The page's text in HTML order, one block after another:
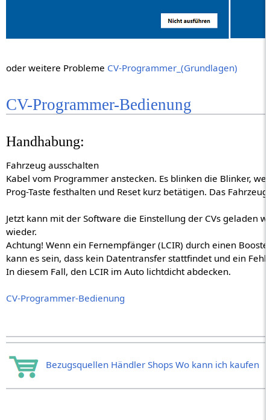
oder weitere Probleme CV-Programmer_(Grundlagen)
CV-Programmer-Bedienung
Handhabung:
Fahrzeug ausschalten
Kabel vom Programmer anstecken. Es blinken die Blinker,
Prog-Taste festhalten und Reset kurz betätigen. Das
Jetzt kann mit der Software die Einstellung der CVs geladen
wieder.
Achtung! Wenn ein Fernempfänger (LCIR) durch einen
kann es sein, dass kein Datentransfer stattfindet und ein
In diesem Fall, den LCIR im Auto lichtdicht abdecken.
CV-Programmer-Bedienung
Bezugsquellen Händler Shops Wo kann ich kaufen